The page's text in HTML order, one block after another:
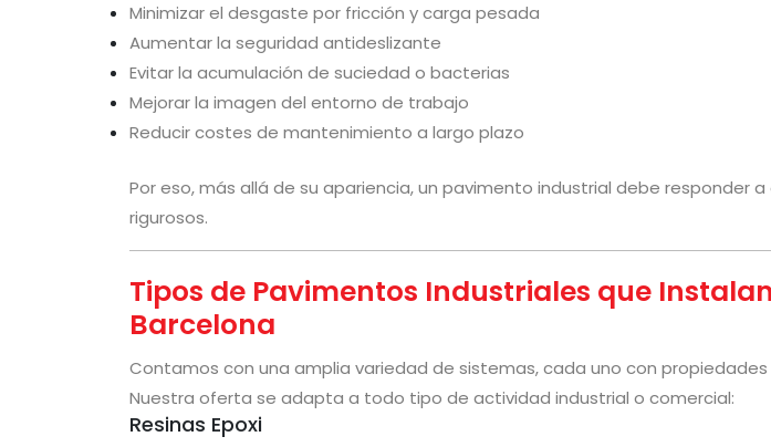
Minimizar el desgaste por fricción y carga pesada
Aumentar la seguridad antideslizante
Evitar la acumulación de suciedad o bacterias
Mejorar la imagen del entorno de trabajo
Reducir costes de mantenimiento a largo plazo
Por eso, más allá de su apariencia, un pavimento industrial debe responder
rigurosos.
Tipos de Pavimentos Industriales que
Barcelona
Contamos con una amplia variedad de sistemas, cada uno con
Nuestra oferta se adapta a todo tipo de actividad industrial o comercial:
Resinas Epoxi